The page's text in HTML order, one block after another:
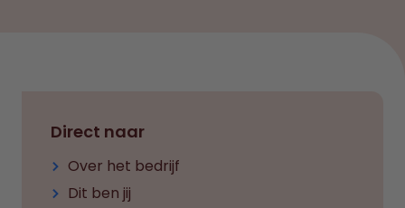
Direct naar
Over het bedrijf
Dit ben jij